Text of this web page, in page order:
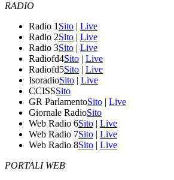
RADIO
Radio 1 Sito | Live
Radio 2Sito | Live
Radio 3Sito | Live
Radiofd4Sito | Live
Radiofd5Sito | Live
IsoradioSito | Live
CCISSSito
GR ParlamentoSito | Live
Giornale RadioSito
Web Radio 6Sito | Live
Web Radio 7Sito | Live
Web Radio 8Sito | Live
PORTALI WEB